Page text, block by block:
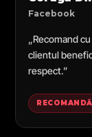
Facebook
„Recomand
clientul
respect.”